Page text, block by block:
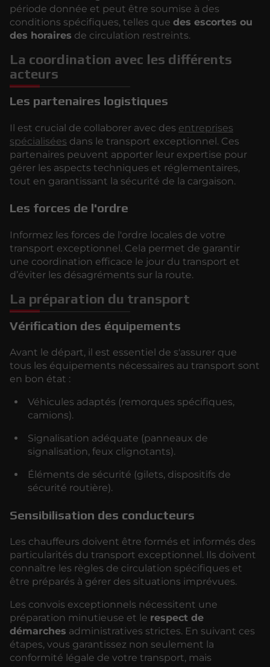
période donnée et peut être soumise à des
conditions spécifiques, telles que des escortes ou
des horaires de circulation restreints.
La coordination avec les différents
acteurs
Les partenaires logistiques
Il est crucial de collaborer avec des entreprises
spécialisées dans le transport exceptionnel. Ces
partenaires peuvent apporter leur expertise pour
gérer les aspects techniques et réglementaires,
tout en garantissant la sécurité de la cargaison.
Les forces de l'ordre
Informez les forces de l'ordre locales de votre
transport exceptionnel. Cela permet de garantir
une coordination efficace le jour du transport et
d’éviter les désagréments sur la route.
La préparation du transport
Vérification des équipements
Avant le départ, il est essentiel de s'assurer que
tous les équipements nécessaires au transport sont
en bon état :
Véhicules adaptés (remorques spécifiques,
camions).
Signalisation adéquate (panneaux de
signalisation, feux clignotants).
Éléments de sécurité (gilets, dispositifs de
sécurité routière).
Sensibilisation des conducteurs
Les chauffeurs doivent être formés et informés des
particularités du transport exceptionnel. Ils doivent
connaître les règles de circulation spécifiques et
être préparés à gérer des situations imprévues.
Les convois exceptionnels nécessitent une
préparation minutieuse et le respect de
démarches administratives strictes. En suivant ces
étapes, vous garantissez non seulement la
conformité légale de votre transport, mais